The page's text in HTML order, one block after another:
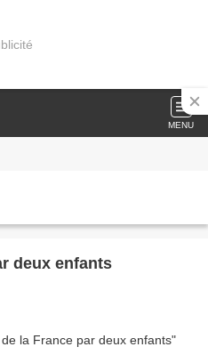
MENU
deux enfants